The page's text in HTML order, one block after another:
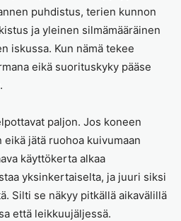
puhdistus, terien kunnon
ja yleinen silmämääräinen
iskussa. Kun nämä tekee
eikä suorituskyky pääse
paljon. Jos koneen
jätä ruohoa kuivumaan
käyttökerta alkaa
yksinkertaiselta, ja juuri siksi
Silti se näkyy pitkällä aikavälillä
että leikkuujäljessä.